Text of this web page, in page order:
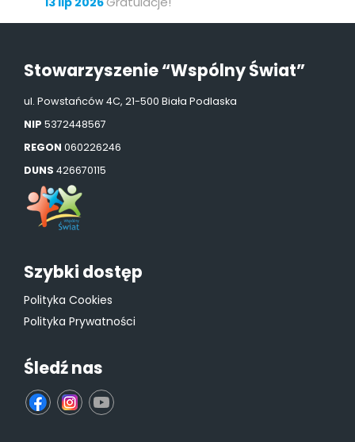
Stowarzyszenie “Wspólny Świat”
ul. Powstańców 4C, 21-500 Biała Podlaska
NIP 5372448567
REGON 060226246
DUNS 426670115
Szybki dostęp
Polityka Cookies
Polityka Prywatności
Śledź nas
fb ins yt